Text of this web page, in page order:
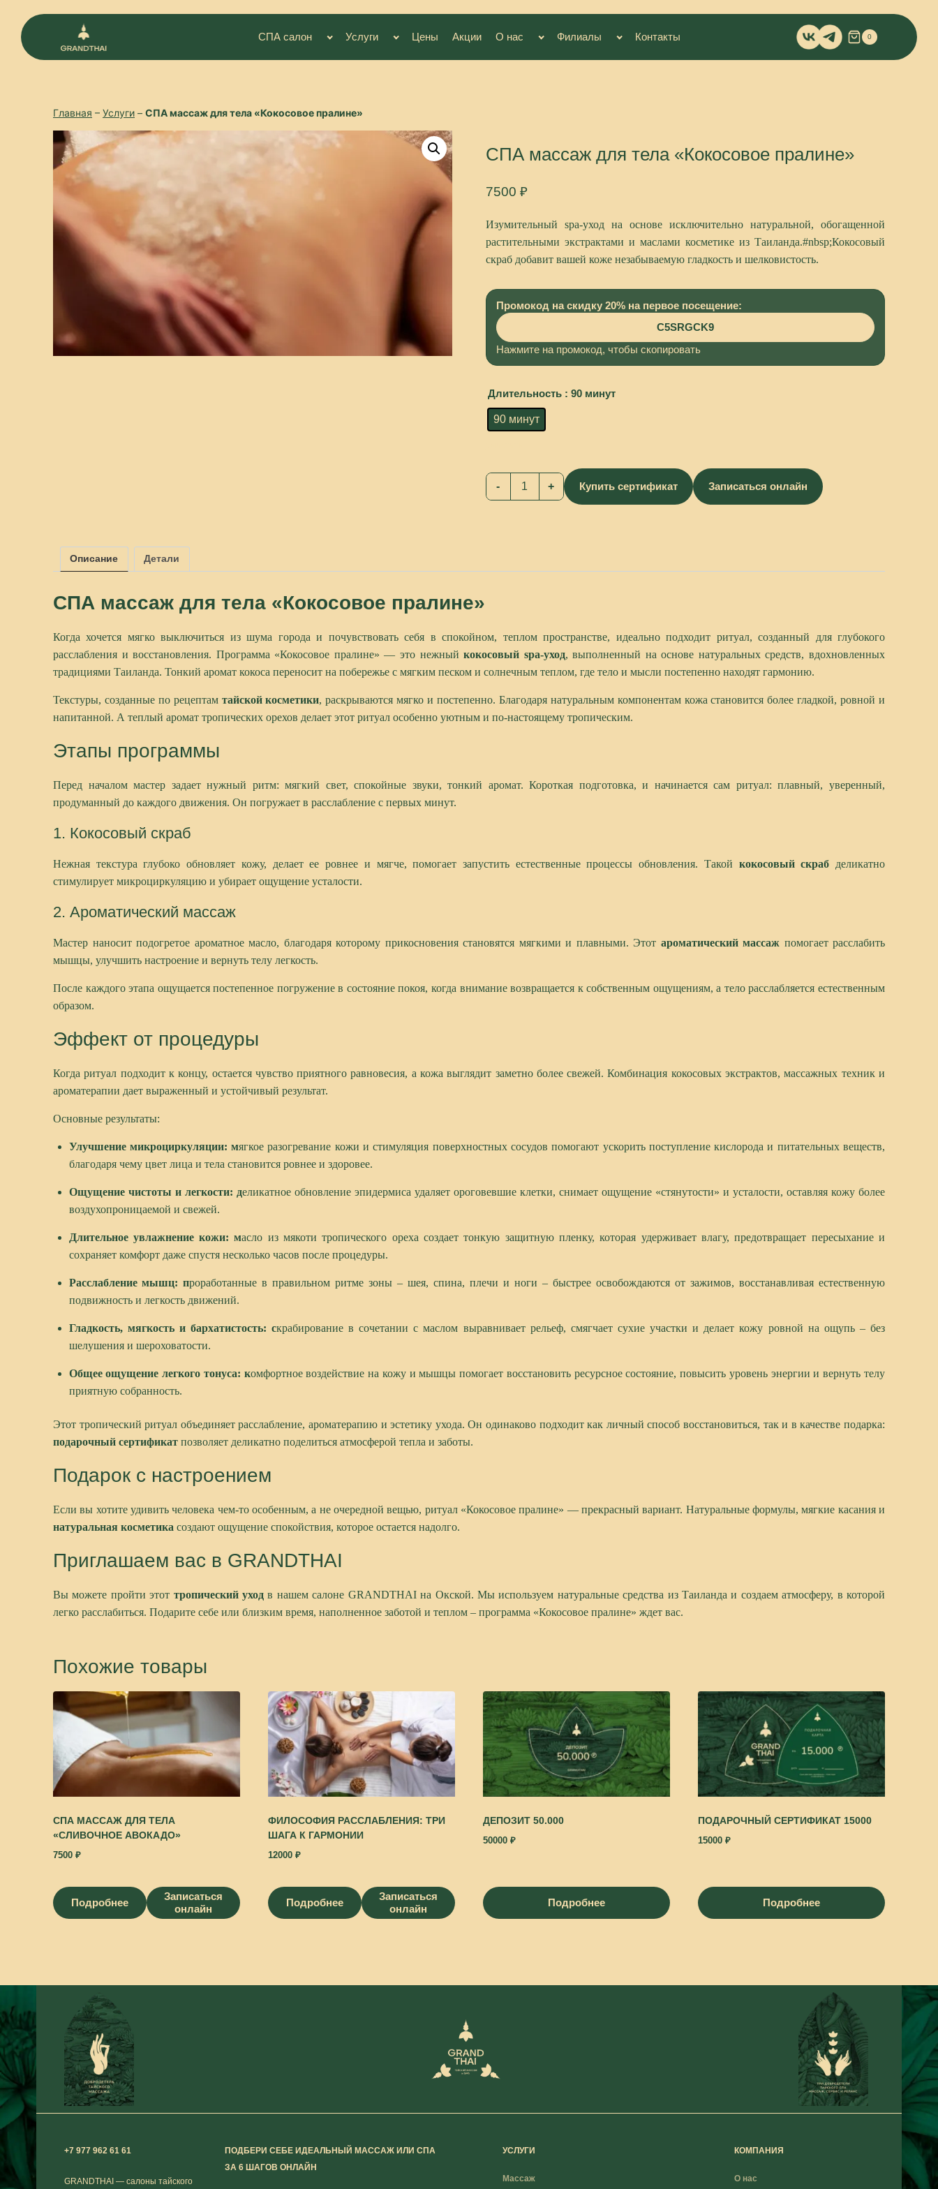
СПА салон Услуги Цены Акции О нас Филиалы Контакты 0
Главная – Услуги – СПА массаж для тела «Кокосовое пралине»
СПА массаж для тела «Кокосовое пралине»
7500 ₽
Изумительный spa-уход на основе исключительно натуральной, обогащенной
растительными экстрактами и маслами косметике из Таиланда.#nbsp;Кокосовый
скраб добавит вашей коже незабываемую гладкость и шелковистость.
Промокод на скидку 20% на первое посещение:
C5SRGCK9
Нажмите на промокод, чтобы скопировать
Длительность : 90 минут
90 минут
Купить сертификат Записаться онлайн
Описание Детали
СПА массаж для тела «Кокосовое пралине»
Когда хочется мягко выключиться из шума города и почувствовать себя в спокойном, теплом пространстве, идеально подходит ритуал, созданный для глубокого
расслабления и восстановления. Программа «Кокосовое пралине» — это нежныйкокосовый spa-уход, выполненный на основе натуральных средств, вдохновленных
традициями Таиланда. Тонкий аромат кокоса переносит на побережье с мягким песком и солнечным теплом, где тело и мысли постепенно находят гармонию.
Текстуры, созданные по рецептам тайской косметики, раскрываются мягко и постепенно. Благодаря натуральным компонентам кожа становится более гладкой, ровной и
напитанной. А теплый аромат тропических орехов делает этот ритуал особенно уютным и по-настоящему тропическим.
Этапы программы
Перед началом мастер задает нужный ритм: мягкий свет, спокойные звуки, тонкий аромат. Короткая подготовка, и начинается сам ритуал: плавный, уверенный,
продуманный до каждого движения. Он погружает в расслабление с первых минут.
1. Кокосовый скраб
Нежная текстура глубоко обновляет кожу, делает ее ровнее и мягче, помогает запустить естественные процессы обновления. Такой кокосовый скраб деликатно
стимулирует микроциркуляцию и убирает ощущение усталости.
2. Ароматический массаж
Мастер наносит подогретое ароматное масло, благодаря которому прикосновения становятся мягкими и плавными. Этот ароматический массаж помогает расслабить
мышцы, улучшить настроение и вернуть телу легкость.
После каждого этапа ощущается постепенное погружение в состояние покоя, когда внимание возвращается к собственным ощущениям, а тело расслабляется естественным
образом.
Эффект от процедуры
Когда ритуал подходит к концу, остается чувство приятного равновесия, а кожа выглядит заметно более свежей. Комбинация кокосовых экстрактов, массажных техник и
ароматерапии дает выраженный и устойчивый результат.
Основные результаты:
Улучшение микроциркуляции: мягкое разогревание кожи и стимуляция поверхностных сосудов помогают ускорить поступление кислорода и питательных веществ,
благодаря чему цвет лица и тела становится ровнее и здоровее.
Ощущение чистоты и легкости: деликатное обновление эпидермиса удаляет ороговевшие клетки, снимает ощущение «стянутости» и усталости, оставляя кожу более
воздухопроницаемой и свежей.
Длительноеувлажнение кожи:масло из мякоти тропического ореха создает тонкую защитную пленку, которая удерживает влагу, предотвращает пересыхание и
сохраняет комфорт даже спустя несколько часов после процедуры.
Расслабление мышц: проработанные в правильном ритме зоны – шея, спина, плечи и ноги – быстрее освобождаются от зажимов, восстанавливая естественную
подвижность и легкость движений.
Гладкость, мягкость и бархатистость: скрабирование в сочетании с маслом выравнивает рельеф, смягчает сухие участки и делает кожу ровной на ощупь – без
шелушения и шероховатости.
Общее ощущение легкого тонуса: комфортное воздействие на кожу и мышцы помогает восстановить ресурсное состояние, повысить уровень энергии и вернуть телу
приятную собранность.
Этот тропический ритуал объединяет расслабление, ароматерапию и эстетику ухода. Он одинаково подходит как личный способ восстановиться, так и в качестве подарка:
подарочный сертификат позволяет деликатно поделиться атмосферой тепла и заботы.
Подарок с настроением
Если вы хотите удивить человека чем-то особенным, а не очередной вещью, ритуал «Кокосовое пралине» — прекрасный вариант. Натуральные формулы, мягкие касания и
натуральная косметика создают ощущение спокойствия, которое остается надолго.
Приглашаем вас в GRANDTHAI
Вы можете пройти этот тропический уход в нашем салоне GRANDTHAIна Окской. Мы используем натуральные средства из Таиланда и создаем атмосферу, в которой
легко расслабиться. Подарите себе или близким время, наполненное заботой и теплом – программа «Кокосовое пралине» ждет вас.
Похожие товары
СПА МАССАЖ ДЛЯ ТЕЛА
«СЛИВОЧНОЕ АВОКАДО»
7500 ₽
Подробнее
Записаться
онлайн
ФИЛОСОФИЯ РАССЛАБЛЕНИЯ: ТРИ
ШАГА К ГАРМОНИИ
12000 ₽
Подробнее
Записаться
онлайн
ДЕПОЗИТ 50.000
50000 ₽
Подробнее
ПОДАРОЧНЫЙ СЕРТИФИКАТ 15000
15000 ₽
Подробнее
+7 977 962 61 61
GRANDTHAI — салоны тайского
ПОДБЕРИ СЕБЕ ИДЕАЛЬНЫЙ МАССАЖ ИЛИ СПА
ЗА 6 ШАГОВ ОНЛАЙН
УСЛУГИ
Массаж
КОМПАНИЯ
О нас